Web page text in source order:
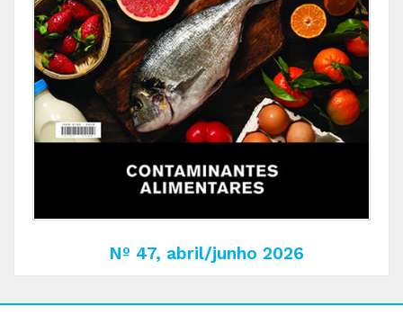
Nº 47, abril/junho 2026